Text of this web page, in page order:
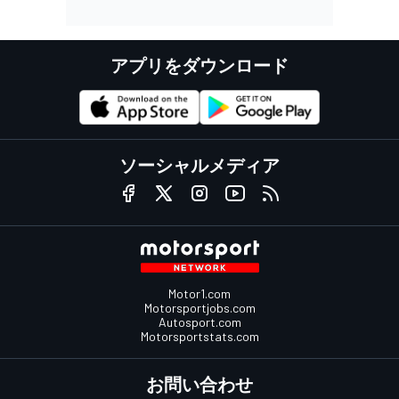
アプリをダウンロード
ソーシャルメディア
Motor1.com
Motorsportjobs.com
Autosport.com
Motorsportstats.com
お問い合わせ